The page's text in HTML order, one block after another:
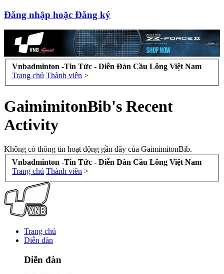
Đăng nhập hoặc Đăng ký
Vnbadminton -Tin Tức - Diễn Đàn Cầu Lông Việt Nam
Trang chủ Thành viên >
GaimimitonBib's Recent
Activity
Không có thông tin hoạt động gần đây của GaimimitonBib.
Vnbadminton -Tin Tức - Diễn Đàn Cầu Lông Việt Nam
Trang chủ Thành viên >
Trang chủ
Diễn đàn
Diễn đàn